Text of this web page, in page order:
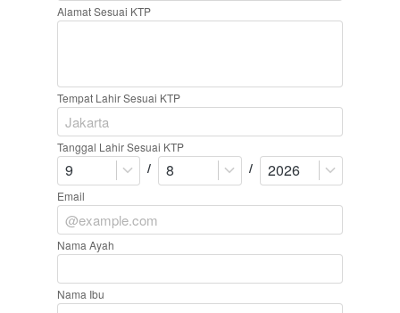
Alamat Sesuai KTP
Tempat Lahir Sesuai KTP
Tanggal Lahir Sesuai KTP
9 / 8 / 2026
Email
Nama Ayah
Nama Ibu